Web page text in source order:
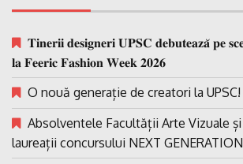
𝐓𝐢𝐧𝐞𝐫𝐢𝐢 𝐝𝐞𝐬𝐢𝐠𝐧𝐞𝐫𝐢 𝐔𝐏𝐒𝐂 𝐝𝐞𝐛𝐮𝐭𝐞𝐚𝐳𝐚̆ 𝐩𝐞
𝐥𝐚 𝐅𝐞𝐞𝐫𝐢𝐜 𝐅𝐚𝐬𝐡𝐢𝐨𝐧 𝐖𝐞𝐞𝐤 𝟐𝟎𝟐𝟔
O nouă generație de creatori la UPSC!
Absolventele Facultății Arte Vizuale
laureații concursului NEXT